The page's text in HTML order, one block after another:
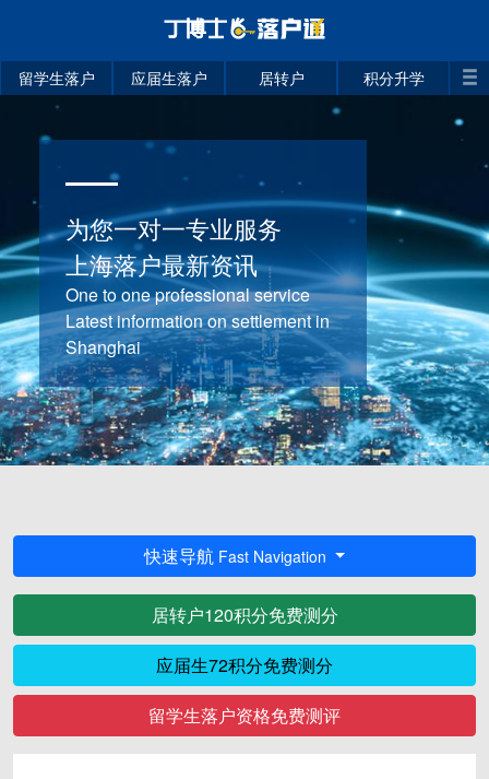
留学生落户 应届生落户 居转户 积分升学
为您一对一专业服务
上海落户最新资讯
One to one professional service
Latest information on settlement in
Shanghai
快速导航 Fast Navigation
居转户120积分免费测分
应届生72积分免费测分
留学生落户资格免费测评